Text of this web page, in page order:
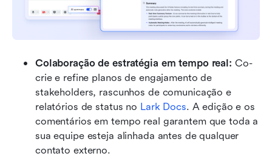
Colaboração de estratégia em tempo real: Co-
crie e refine planos de engajamento de
stakeholders, rascunhos de comunicação e
relatórios de status no Lark Docs. A edição e os
comentários em tempo real garantem que toda a
sua equipe esteja alinhada antes de qualquer
contato externo.